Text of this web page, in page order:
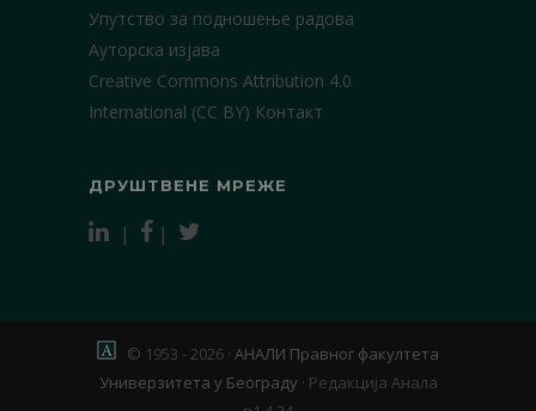
Упутство за подношење радова
Ауторска изјава
Creative Commons Attribution 4.0
International (CC BY) Контакт
ДРУШТВЕНЕ МРЕЖЕ
| |
© 1953 - 2026 · АНАЛИ Правног факултета
Универзитета у Београду · Редакција Анала